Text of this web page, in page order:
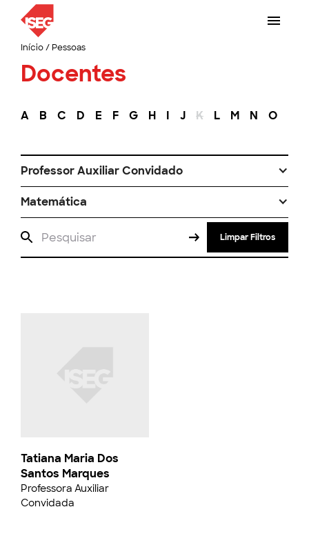
Início/ Pessoas
Docentes
A B C D E F G H I J K L M N O
Professor Auxiliar Convidado
Matemática
Limpar Filtros
Tatiana Maria Dos
Santos Marques
Professora Auxiliar
Convidada